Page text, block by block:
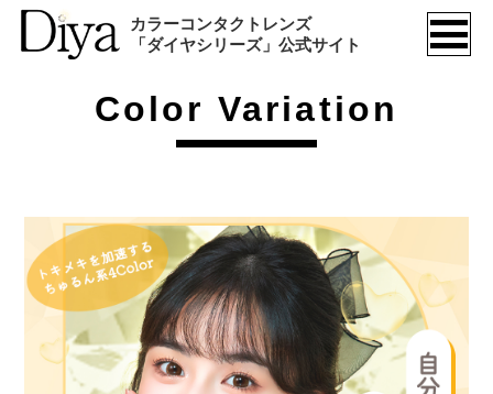
カラーコンタクトレンズ
「ダイヤシリーズ」公式サイト
メ
ニ
Color Variation